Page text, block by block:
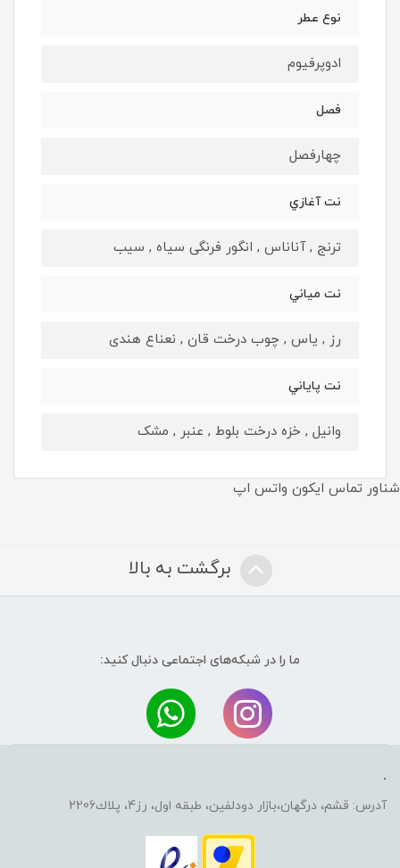
نوع عطر
ادوپرفيوم
فصل
چهارفصل
نت آغازي
ترنج , آناناس , انگور فرنگی سیاه , سیب
نت مياني
رز , یاس , چوب درخت قان , نعناع هندی
نت پاياني
وانیل , خزه درخت بلوط , عنبر , مشک
شناور تماس ایکون واتس اپ
برگشت به بالا
ما را در شبکه‌های اجتماعی دنبال کنید:
.
آدرس: قشم، درگهان،بازار دودلفين، طبقه اول، رز4، پلاك2206